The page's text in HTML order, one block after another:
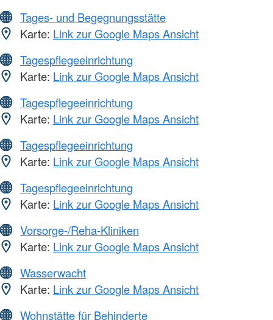
Tages- und Begegnungsstätte
Karte: Link zur Google Maps Ansicht
Tagespflegeeinrichtung
Karte: Link zur Google Maps Ansicht
Tagespflegeeinrichtung
Karte: Link zur Google Maps Ansicht
Tagespflegeeinrichtung
Karte: Link zur Google Maps Ansicht
Tagespflegeeinrichtung
Karte: Link zur Google Maps Ansicht
Vorsorge-/Reha-Kliniken
Karte: Link zur Google Maps Ansicht
Wasserwacht
Karte: Link zur Google Maps Ansicht
Wohnstätte für Behinderte